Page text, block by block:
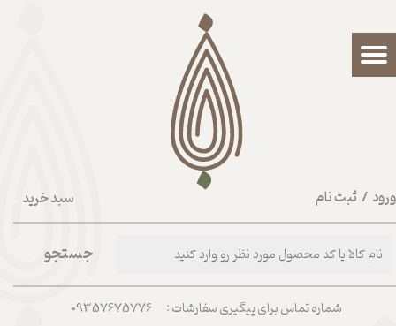
سبد خرید / ثبت نام
حساب کاربری من
تغییر گذر واژه
شماره تماس برای پیگیری سفارشات : 09357675776
جستجو